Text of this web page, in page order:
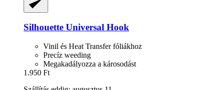
Silhouette Universal Hook
Vinil és Heat Transfer fóliákhoz
Precíz weeding
Megakadályozza a károsodást
1.950 Ft